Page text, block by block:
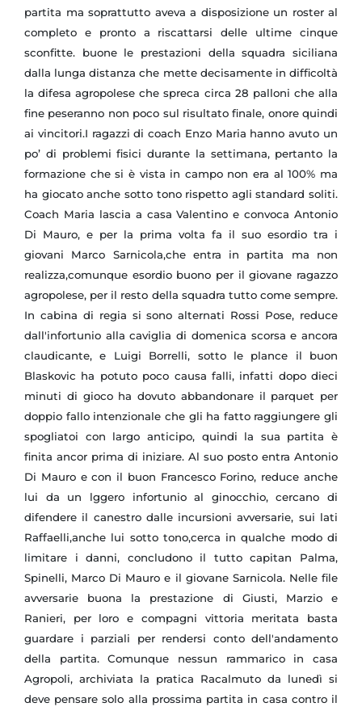
partita ma soprattutto aveva a disposizione un roster al
completo e pronto a riscattarsi delle ultime cinque
sconfitte. buone le prestazioni della squadra siciliana
dalla lunga distanza che mette decisamente in difficoltà
la difesa agropolese che spreca circa 28 palloni che alla
fine peseranno non poco sul risultato finale, onore quindi
ai vincitori.I ragazzi di coach Enzo Maria hanno avuto un
po’ di problemi fisici durante la settimana, pertanto la
formazione che si è vista in campo non era al 100% ma
ha giocato anche sotto tono rispetto agli standard soliti.
Coach Maria lascia a casa Valentino e convoca Antonio
Di Mauro, e per la prima volta fa il suo esordio tra i
giovani Marco Sarnicola,che entra in partita ma non
realizza,comunque esordio buono per il giovane ragazzo
agropolese, per il resto della squadra tutto come sempre.
In cabina di regia si sono alternati Rossi Pose, reduce
dall'infortunio alla caviglia di domenica scorsa e ancora
claudicante, e Luigi Borrelli, sotto le plance il buon
Blaskovic ha potuto poco causa falli, infatti dopo dieci
minuti di gioco ha dovuto abbandonare il parquet per
doppio fallo intenzionale che gli ha fatto raggiungere gli
spogliatoi con largo anticipo, quindi la sua partita è
finita ancor prima di iniziare. Al suo posto entra Antonio
Di Mauro e con il buon Francesco Forino, reduce anche
lui da un lggero infortunio al ginocchio, cercano di
difendere il canestro dalle incursioni avversarie, sui lati
Raffaelli,anche lui sotto tono,cerca in qualche modo di
limitare i danni, concludono il tutto capitan Palma,
Spinelli, Marco Di Mauro e il giovane Sarnicola. Nelle file
avversarie buona la prestazione di Giusti, Marzio e
Ranieri, per loro e compagni vittoria meritata basta
guardare i parziali per rendersi conto dell'andamento
della partita. Comunque nessun rammarico in casa
Agropoli, archiviata la pratica Racalmuto da lunedì si
deve pensare solo alla prossima partita in casa contro il